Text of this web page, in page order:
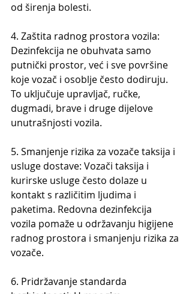
od širenja bolesti.
4. Zaštita radnog prostora vozila:
Dezinfekcija ne obuhvata samo
putnički prostor, već i sve površine
koje vozač i osoblje često dodiruju.
To uključuje upravljač, ručke,
dugmadi, brave i druge dijelove
unutrašnjosti vozila.
5. Smanjenje rizika za vozače taksija i
usluge dostave: Vozači taksija i
kurirske usluge često dolaze u
kontakt s različitim ljudima i
paketima. Redovna dezinfekcija
vozila pomaže u održavanju higijene
radnog prostora i smanjenju rizika za
vozače.
6. Pridržavanje standarda